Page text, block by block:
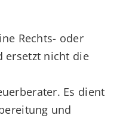
Rechts- oder
ersetzt nicht die
Es dient
und